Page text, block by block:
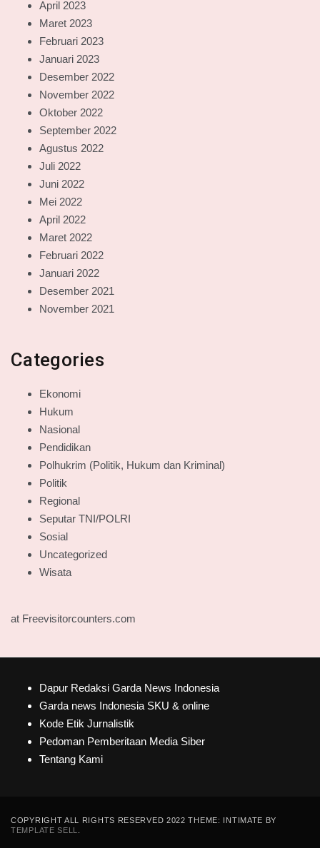
April 2023
Maret 2023
Februari 2023
Januari 2023
Desember 2022
November 2022
Oktober 2022
September 2022
Agustus 2022
Juli 2022
Juni 2022
Mei 2022
April 2022
Maret 2022
Februari 2022
Januari 2022
Desember 2021
November 2021
Categories
Ekonomi
Hukum
Nasional
Pendidikan
Polhukrim (Politik, Hukum dan Kriminal)
Politik
Regional
Seputar TNI/POLRI
Sosial
Uncategorized
Wisata
at Freevisitorcounters.com
Dapur Redaksi Garda News Indonesia
Garda news Indonesia SKU & online
Kode Etik Jurnalistik
Pedoman Pemberitaan Media Siber
Tentang Kami
COPYRIGHT ALL RIGHTS RESERVED 2022 THEME: INTIMATE BY
TEMPLATE SELL